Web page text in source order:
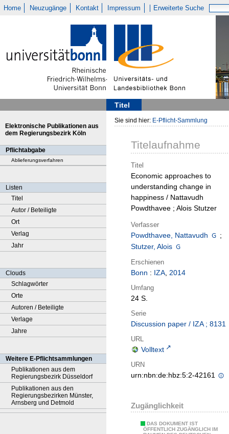
Home Neuzugänge Kontakt Impressum Erweiterte Suche
Titel
Elektronische Publikationen aus
dem Regierungsbezirk Köln
Pflichtabgabe
Ablieferungsverfahren
Listen
Titel
Autor / Beteiligte
Ort
Verlag
Jahr
Clouds
Schlagwörter
Orte
Autoren / Beteiligte
Verlage
Jahre
Weitere E-Pflichtsammlungen
Publikationen aus dem
Regierungsbezirk Düsseldorf
Publikationen aus den
Regierungsbezirken Münster,
Arnsberg und Detmold
Sie sind hier: E-Pflicht-Sammlung
Titelaufnahme
Titel
Economic approaches to
understanding change in
happiness / Nattavudh
Powdthavee ; Alois Stutzer
Verfasser
Powdthavee, Nattavudh
;
Stutzer, Alois
Erschienen
Bonn : IZA, 2014
Umfang
24 S.
Serie
Discussion paper / IZA ; 8131
URL
Volltext
URN
urn:nbn:de:hbz:5:2-42161
Zugänglichkeit
DAS DOKUMENT IST
ÖFFENTLICH ZUGÄNGLICH IM